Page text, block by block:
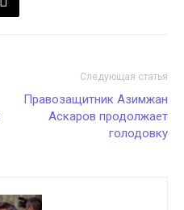
Следующая статья
Правозащитник Азимжан
Аскаров продолжает
голодовку